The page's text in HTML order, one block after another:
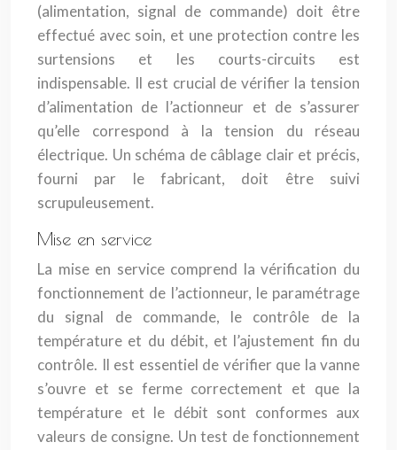
(alimentation, signal de commande) doit être
effectué avec soin, et une protection contre les
surtensions et les courts-circuits est
indispensable. Il est crucial de vérifier la tension
d’alimentation de l’actionneur et de s’assurer
qu’elle correspond à la tension du réseau
électrique. Un schéma de câblage clair et précis,
fourni par le fabricant, doit être suivi
scrupuleusement.
Mise en service
La mise en service comprend la vérification du
fonctionnement de l’actionneur, le paramétrage
du signal de commande, le contrôle de la
température et du débit, et l’ajustement fin du
contrôle. Il est essentiel de vérifier que la vanne
s’ouvre et se ferme correctement et que la
température et le débit sont conformes aux
valeurs de consigne. Un test de fonctionnement